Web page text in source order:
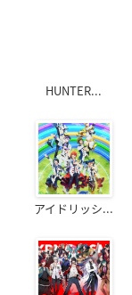
HUNTER...
アイドリッシ...